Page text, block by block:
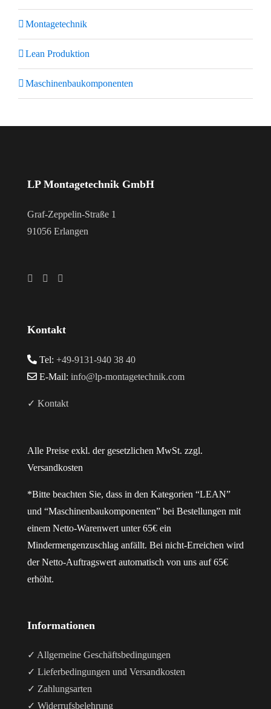
Montagetechnik
Lean Produktion
Maschinenbaukomponenten
LP Montagetechnik GmbH
Graf-Zeppelin-Straße 1
91056 Erlangen
Kontakt
Tel: +49-9131-940 38 40
E-Mail: info@lp-montagetechnik.com
✓ Kontakt
Alle Preise exkl. der gesetzlichen MwSt. zzgl.
Versandkosten
*Bitte beachten Sie, dass in den Kategorien “LEAN”
und “Maschinenbaukomponenten” bei Bestellungen mit
einem Netto-Warenwert unter 65€ ein
Mindermengenzuschlag anfällt. Bei nicht-Erreichen wird
der Netto-Auftragswert automatisch von uns auf 65€
erhöht.
Informationen
✓ Allgemeine Geschäftsbedingungen
✓ Lieferbedingungen und Versandkosten
✓ Zahlungsarten
✓ Widerrufsbelehrung